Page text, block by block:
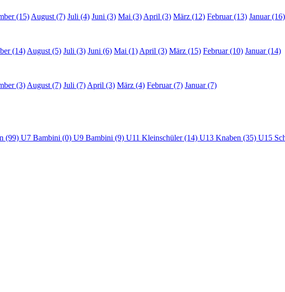
(15) August (7) Juli (4) Juni (3) Mai (3) April (3) März (12) Februar (13) Januar (16)
(14) August (5) Juli (3) Juni (6) Mai (1) April (3) März (15) Februar (10) Januar (14)
(3) August (7) Juli (7) April (3) März (4) Februar (7) Januar (7)
(99) U7 Bambini (0) U9 Bambini (9) U11 Kleinschüler (14) U13 Knaben (35) U15